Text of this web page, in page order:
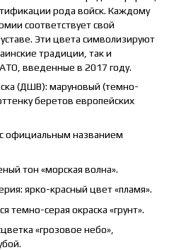
рода войск. Каждому
соответствует свой
Эти цвета символизируют
традиции, так и
введенные в 2017 году.
(ДШВ): маруновый (темно-
беретов европейских
официальным названием
тон «морская волна».
ярко-красный цвет «пламя».
темно-серая окраска «грунт».
«грозовое небо»,